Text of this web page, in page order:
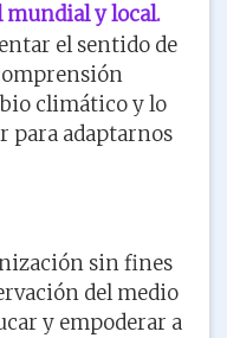
mundial y local.
el sentido de
climático y lo
para adaptarnos
sin fines
del medio
y empoderar a